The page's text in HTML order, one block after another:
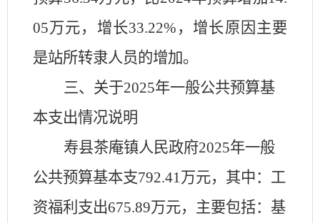
05万元， 增长33.22%， 增长原因主要
是站所转隶人员的增加。
三、关于2025年一般公共预算基
本支出情况说明
寿县茶庵镇人民政府2025年一般
公共预算基本支792.41万元，其中：工
资福利支出675.89万元，主要包括：基